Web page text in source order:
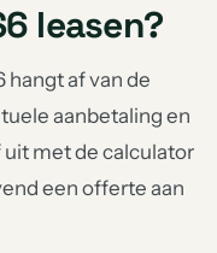
leasen?
hangt af van de
aanbetaling en
met de calculator
een offerte aan